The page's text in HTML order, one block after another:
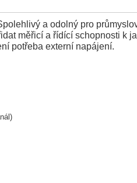
a odolný pro
měřicí a řídící schopnosti k
potřeba externí napájení.